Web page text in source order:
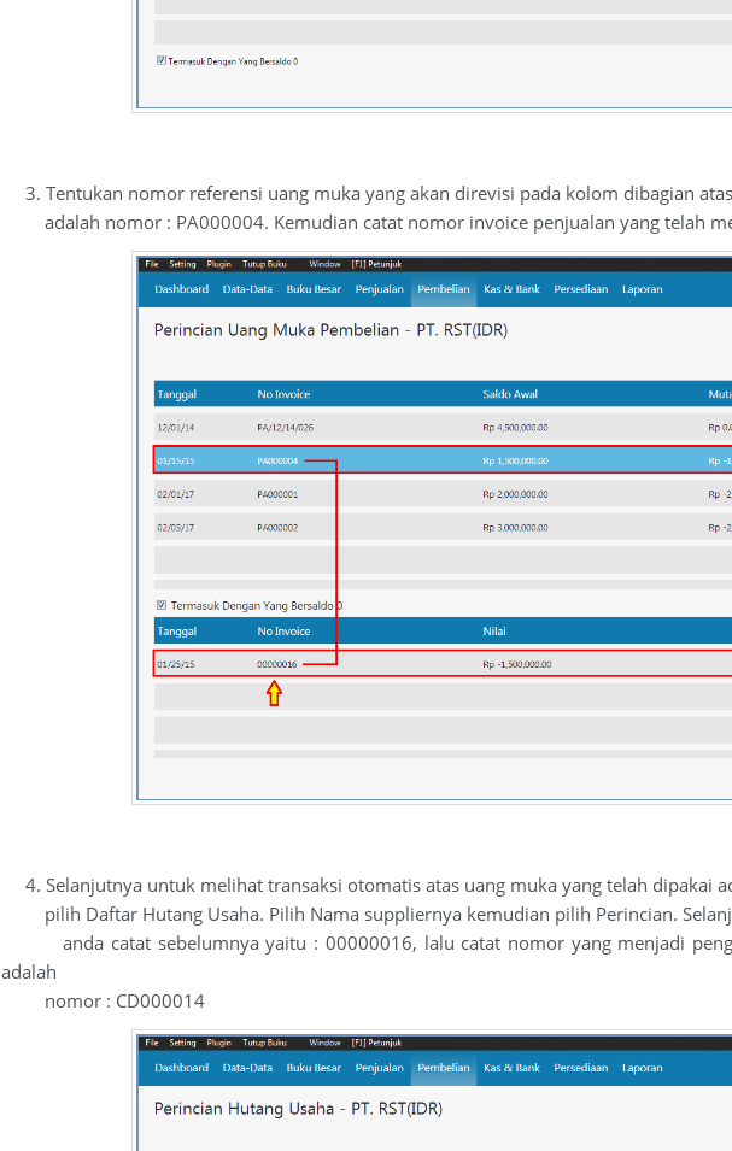
3. Tentukan nomor referensi uang muka yang akan direvisi pada kolom dibagian
adalah nomor : PA000004. Kemudian catat nomor invoice penjualan yang telah
4. Selanjutnya untuk melihat transaksi otomatis atas uang muka yang telah dipakai
pilih Daftar Hutang Usaha. Pilih Nama suppliernya kemudian pilih Perincian.
anda catat sebelumnya yaitu : 00000016, lalu catat nomor yang menjadi
adalah
nomor : CD000014